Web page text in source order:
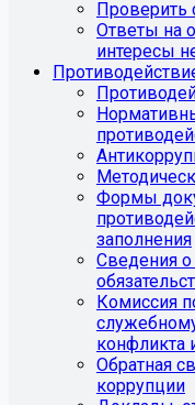
Проверить
Ответы на
интересы
Формы
заполнения
Сведения о
Комиссия
конфликта
Обратная
коррупции